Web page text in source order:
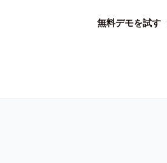
無料デモを試す